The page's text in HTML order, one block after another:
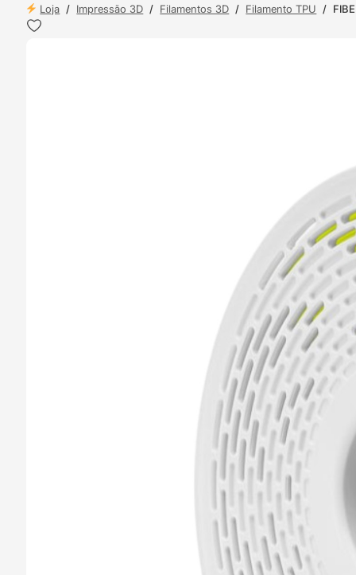
Loja / Impressão 3D / Filamentos 3D / Filamento TPU /